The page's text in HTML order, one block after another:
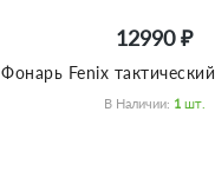
12990 ₽
Фонарь Fenix
В Наличии: 1 Шт.